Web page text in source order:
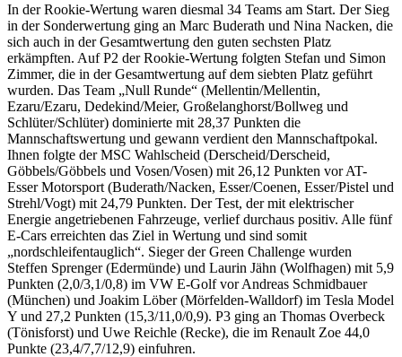
In der Rookie-Wertung waren diesmal 34 Teams am Start. Der Sieg
in der Sonderwertung ging an Marc Buderath und Nina Nacken, die
sich auch in der Gesamtwertung den guten sechsten Platz
erkämpften. Auf P2 der Rookie-Wertung folgten Stefan und Simon
Zimmer, die in der Gesamtwertung auf dem siebten Platz geführt
wurden. Das Team „Null Runde“ (Mellentin/Mellentin,
Ezaru/Ezaru, Dedekind/Meier, Großelanghorst/Bollweg und
Schlüter/Schlüter) dominierte mit 28,37 Punkten die
Mannschaftswertung und gewann verdient den Mannschaftpokal.
Ihnen folgte der MSC Wahlscheid (Derscheid/Derscheid,
Göbbels/Göbbels und Vosen/Vosen) mit 26,12 Punkten vor AT-
Esser Motorsport (Buderath/Nacken, Esser/Coenen, Esser/Pistel und
Strehl/Vogt) mit 24,79 Punkten. Der Test, der mit elektrischer
Energie angetriebenen Fahrzeuge, verlief durchaus positiv. Alle fünf
E-Cars erreichten das Ziel in Wertung und sind somit
„nordschleifentauglich“. Sieger der Green Challenge wurden
Steffen Sprenger (Edermünde) und Laurin Jähn (Wolfhagen) mit 5,9
Punkten (2,0/3,1/0,8) im VW E-Golf vor Andreas Schmidbauer
(München) und Joakim Löber (Mörfelden-Walldorf) im Tesla Model
Y und 27,2 Punkten (15,3/11,0/0,9). P3 ging an Thomas Overbeck
(Tönisforst) und Uwe Reichle (Recke), die im Renault Zoe 44,0
Punkte (23,4/7,7/12,9) einfuhren.